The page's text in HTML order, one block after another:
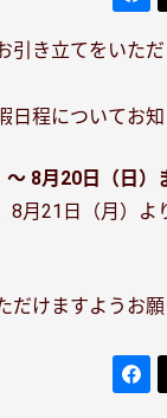
引き立てをいた
日程についてお知
～ 8月20日（日）
8月21日（月）よ
だけますようお願